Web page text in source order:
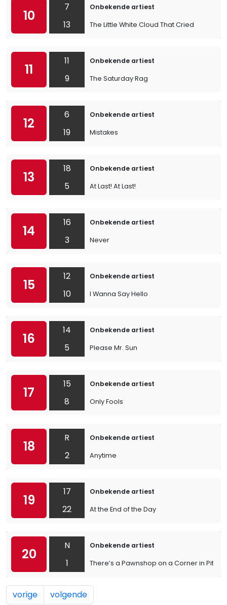
10
7
13
Onbekende artiest
The Little White Cloud That Cried
11
11
9
Onbekende artiest
The Saturday Rag
12
6
19
Onbekende artiest
Mistakes
13
18
5
Onbekende artiest
At Last! At Last!
14
16
3
Onbekende artiest
Never
15
12
10
Onbekende artiest
I Wanna Say Hello
16
14
5
Onbekende artiest
Please Mr. Sun
17
15
8
Onbekende artiest
Only Fools
18
R
2
Onbekende artiest
Anytime
19
17
22
Onbekende artiest
At the End of the Day
20
N
1
Onbekende artiest
There’s a Pawnshop on a Corner in
vorige volgende